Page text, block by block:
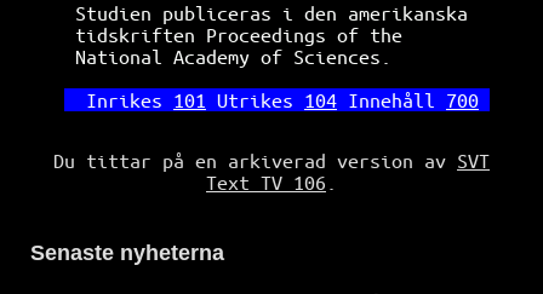
Studien publiceras i den amerikanska
tidskriften Proceedings of the
National Academy of Sciences.
Inrikes 101 Utrikes 104 Innehåll 700
Du tittar på en arkiverad version av SVT
Text TV 106
Senaste nyheterna